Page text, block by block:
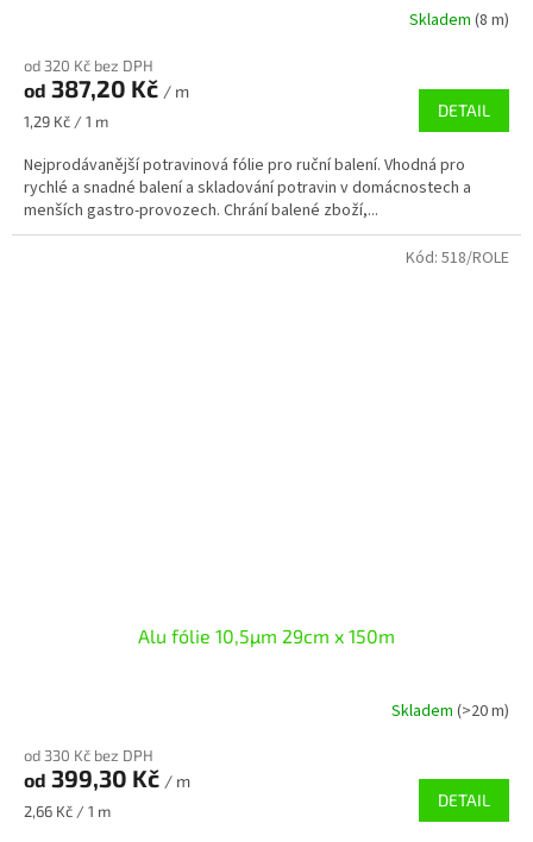
Skladem (8 m)
od 320 Kč bez DPH
od 387,20 Kč / m
Měrná
1,29 Kč / 1 m
DETAIL
Nejprodávanější potravinová fólie pro ruční balení. Vhodná pro
rychlé a snadné balení a skladování potravin v domácnostech a
menších gastro-provozech. Chrání balené zboží,...
Alu fólie 10,5µm 29cm x 150m
Skladem (>20 m)
od 330 Kč bez DPH
od 399,30 Kč / m
Měrná
2,66 Kč / 1 m
DETAIL
Kód: 518/ROLE